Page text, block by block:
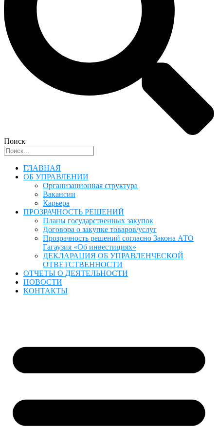
Поиск
ГЛАВНАЯ
ОБ УПРАВЛЕНИИ
Организационная структура
Вакансии
Карьера
ПРОЗРАЧНОСТЬ РЕШЕНИЙ
Планы государственных закупок
Договора о закупке товаров/услуг
Прозрачность решений согласно Закона АТО
Гагаузия «Об инвестициях»
ДЕКЛАРАЦИЯ ОБ УПРАВЛЕНЧЕСКОЙ
ОТВЕТСТВЕННОСТИ
ОТЧЕТЫ О ДЕЯТЕЛЬНОСТИ
НОВОСТИ
КОНТАКТЫ